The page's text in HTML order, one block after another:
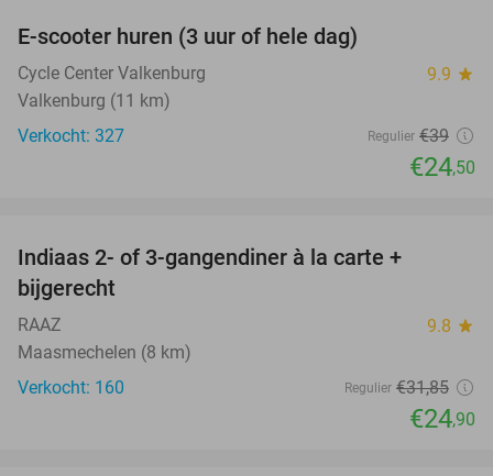
E-scooter huren (3 uur of hele dag)
Cycle Center Valkenburg 9.9 star
Valkenburg (11 km)
Verkocht: 327
Regulier €39
€24,50
Indiaas 2- of 3-gangendiner à la carte +
bijgerecht
RAAZ 9.8 star
Maasmechelen (8 km)
Verkocht: 160
Regulier €31,85
€24,90